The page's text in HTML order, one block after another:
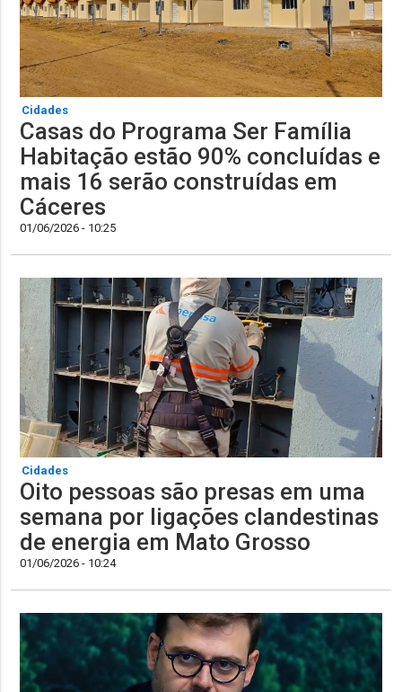
Cidades
Casas do Programa Ser Família
Habitação estão 90% concluídas e
mais 16 serão construídas em
Cáceres
01/06/2026 - 10:25
Cidades
Oito pessoas são presas em uma
semana por ligações clandestinas
de energia em Mato Grosso
01/06/2026 - 10:24